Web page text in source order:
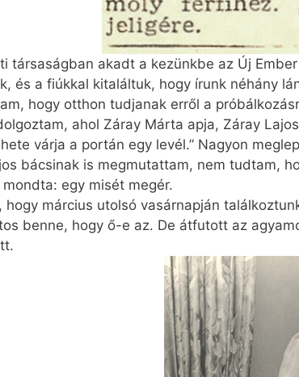
társaságban akadt a kezünkbe az Új
és a fiúkkal kitaláltuk, hogy írunk néhány
hogy otthon tudjanak erről a
ahol Záray Márta apja, Záray
várja a portán egy levél.” Nagyon
bácsinak is megmutattam, nem tudtam,
egy misét megér.
hogy március utolsó vasárnapján
benne, hogy ő-e az. De átfutott az